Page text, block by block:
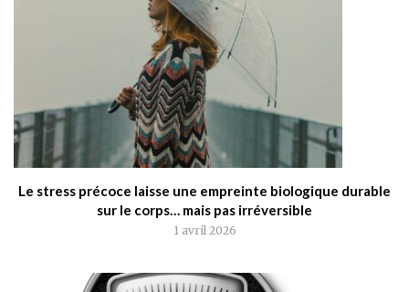
Le stress précoce laisse une empreinte biologique durable
sur le corps… mais pas irréversible
1 avril 2026